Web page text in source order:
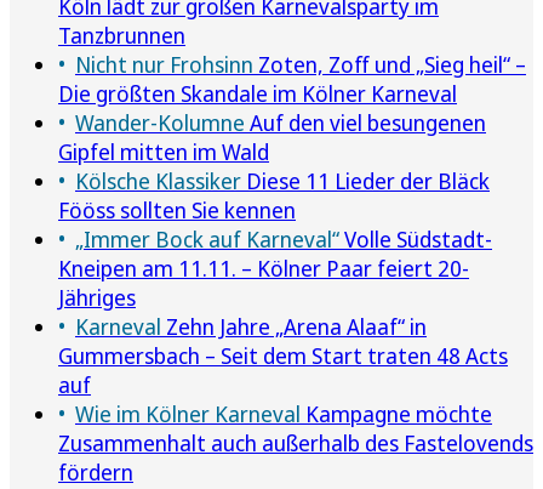
Köln lädt zur großen Karnevalsparty im
Tanzbrunnen
Nicht nur Frohsinn Zoten, Zoff und „Sieg heil“ –
Die größten Skandale im Kölner Karneval
Wander-Kolumne Auf den viel besungenen
Gipfel mitten im Wald
Kölsche Klassiker Diese 11 Lieder der Bläck
Fööss sollten Sie kennen
„Immer Bock auf Karneval“Volle Südstadt-
Kneipen am 11.11. – Kölner Paar feiert 20-
Jähriges
Karneval Zehn Jahre „Arena Alaaf“ in
Gummersbach – Seit dem Start traten 48 Acts
auf
Wie im Kölner Karneval Kampagne möchte
Zusammenhalt auch außerhalb des Fastelovends
fördern